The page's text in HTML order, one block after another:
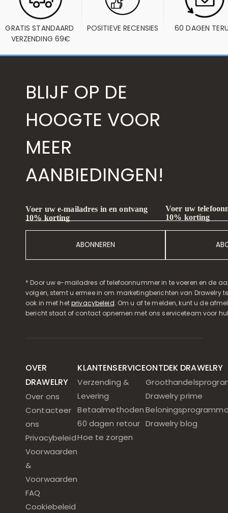
GRATIS STANDAARD
VERZENDING 69€
POSITIEVE RECENSIES 60 DAGEN
BLIJF OP DE
HOOGTE VOOR
MEER
AANBIEDINGEN!
Voer uw e-mailadres in en ontvang
10% korting
ABONNEREN
Voer uw
10% korting
* Door uw e-mailadres of telefoonnummer in te voeren en de
volgen, stemt u ermee in om marketingberichten van Drawelry
ook in met hetprivacybeleid. Om u af te melden, kunt u de
bericht staat of contact opnemen met ons serviceteam voor
OVER
DRAWELRY
Over ons
Contacteer
ons
Privacybeleid
Voorwaarden
&
Voorwaarden
FAQ
Cookiebeleid
KLANTENSERVICE
Verzending &
Levering
Betaalmethoden
60 dagen retour
Hoe te zorgen
ONTDEK DRAWELRY
Drawelry prime
Drawelry blog